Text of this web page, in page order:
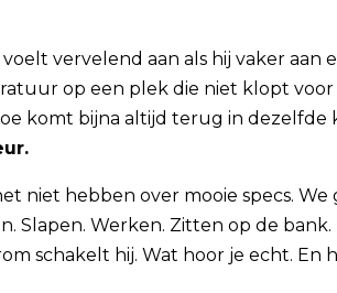
vervelend aan als hij vaker aan
op een plek die niet klopt voor
komt bijna altijd terug in dezelfde
niet hebben over mooie specs.
Slapen. Werken. Zitten op de
schakelt hij. Wat hoor je echt. En